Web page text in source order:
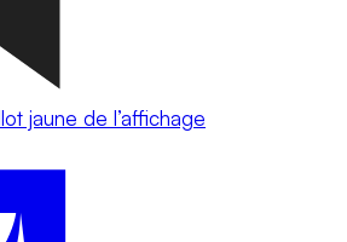
jaune de l’affichage